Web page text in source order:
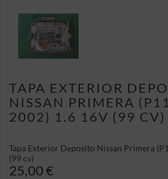
TAPA EXTERIOR
NISSAN PRIMERA
2002) 1.6 16V (99 CV)
Tapa Exterior Deposito Nissan Primera
(99 cv)
25,00 €